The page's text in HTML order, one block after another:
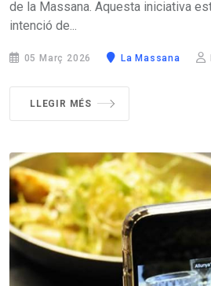
de la Massana. Aquesta iniciativa
intenció de...
05 Març 2026 La Massana
LLEGIR MÉS